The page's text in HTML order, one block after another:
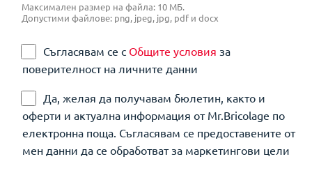
Максимален размер на файла: 10 МБ.
Допустими файлове: png, jpeg, jpg, pdf и docx
Съгласявам се с Общите условия за
поверителност на личните данни
Да, желая да получавам бюлетин, както и
оферти и актуална информация от Mr.Bricolage по
електронна поща. Съгласявам се предоставените от
мен данни да се обработват за маркетингови цели